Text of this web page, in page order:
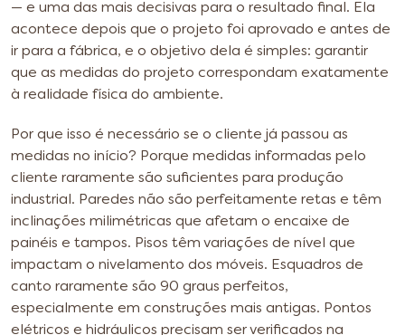
— e uma das mais decisivas para o resultado final. Ela
acontece depois que o projeto foi aprovado e antes de
ir para a fábrica, e o objetivo dela é simples: garantir
que as medidas do projeto correspondam exatamente
à realidade física do ambiente.
Por que isso é necessário se o cliente já passou as
medidas no início? Porque medidas informadas pelo
cliente raramente são suficientes para produção
industrial. Paredes não são perfeitamente retas e têm
inclinações milimétricas que afetam o encaixe de
painéis e tampos. Pisos têm variações de nível que
impactam o nivelamento dos móveis. Esquadros de
canto raramente são 90 graus perfeitos,
especialmente em construções mais antigas. Pontos
elétricos e hidráulicos precisam ser verificados na